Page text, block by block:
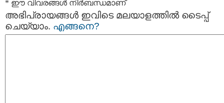
* ഈ വിവരങ്ങള്‍ നിര്‍ബന്ധമാണ്
അഭിപ്രായങ്ങള്‍ ഇവിടെ മലയാളത്തില്‍ ടൈപ്പ്
ചെയ്യാം. എങ്ങനെ?